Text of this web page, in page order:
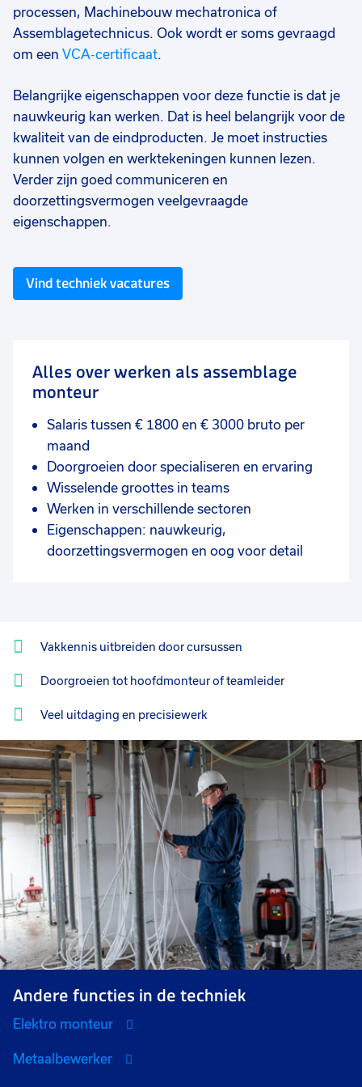
processen, Machinebouw mechatronica of
Assemblagetechnicus. Ook wordt er soms gevraagd
om een VCA-certificaat.
Belangrijke eigenschappen voor deze functie is dat je
nauwkeurig kan werken. Dat is heel belangrijk voor de
kwaliteit van de eindproducten. Je moet instructies
kunnen volgen en werktekeningen kunnen lezen.
Verder zijn goed communiceren en
doorzettingsvermogen veelgevraagde
eigenschappen.
Vind techniek vacatures
Alles over werken als assemblage
monteur
Salaris tussen € 1800 en € 3000 bruto per
maand
Doorgroeien door specialiseren en ervaring
Wisselende groottes in teams
Werken in verschillende sectoren
Eigenschappen: nauwkeurig,
doorzettingsvermogen en oog voor detail
Vakkennis uitbreiden door cursussen
Doorgroeien tot hoofdmonteur of teamleider
Veel uitdaging en precisiewerk
Andere functies in de techniek
Elektro monteur
Metaalbewerker